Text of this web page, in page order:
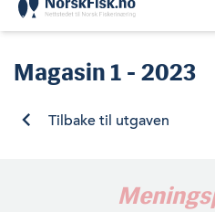
Magasin 1 - 2023
Tilbake til utgaven